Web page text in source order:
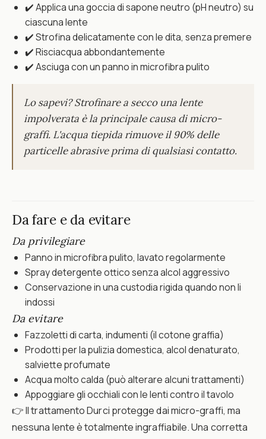
✔️ Applica una goccia di sapone neutro (pH neutro) su
ciascuna lente
✔️ Strofina delicatamente con le dita, senza premere
✔️ Risciacqua abbondantemente
✔️ Asciuga con un panno in microfibra pulito
Lo sapevi? Strofinare a secco una lente
impolverata è la principale causa di micro-
graffi. L'acqua tiepida rimuove il 90% delle
particelle abrasive prima di qualsiasi contatto.
Da fare e da evitare
Da privilegiare
Panno in microfibra pulito, lavato regolarmente
Spray detergente ottico senza alcol aggressivo
Conservazione in una custodia rigida quando non li
indossi
Da evitare
Fazzoletti di carta, indumenti (il cotone graffia)
Prodotti per la pulizia domestica, alcol denaturato,
salviette profumate
Acqua molto calda (può alterare alcuni trattamenti)
Appoggiare gli occhiali con le lenti contro il tavolo
👉 Il trattamento Durci protegge dai micro-graffi, ma
nessuna lente è totalmente ingraffiabile. Una corretta